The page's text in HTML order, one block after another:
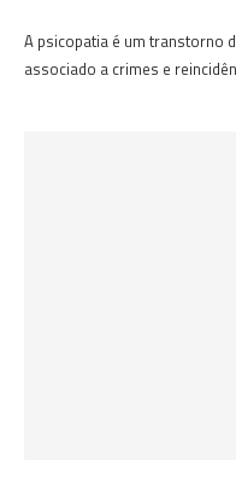
A psicopatia é um transtorno
associado a crimes e